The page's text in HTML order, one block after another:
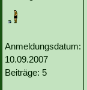
Anmeldungsdatum:
10.09.2007
Beiträge: 5